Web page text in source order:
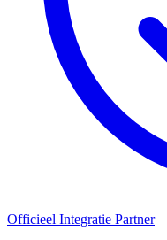
Officieel Integratie Partner